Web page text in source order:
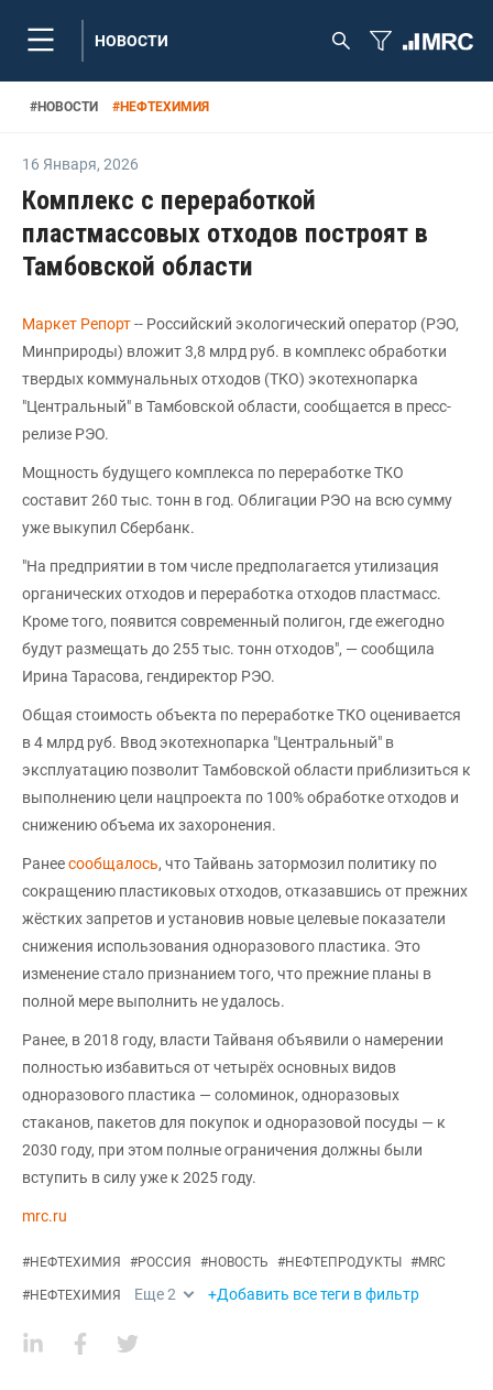
НОВОСТИ
#НОВОСТИ #НЕФТЕХИМИЯ
16 Января, 2026
Комплекс с переработкой
пластмассовых отходов построят в
Тамбовской области
Маркет Репорт-- Российский экологический оператор (РЭО,
Минприроды) вложит 3,8 млрд руб. в комплекс обработки
твердых коммунальных отходов (ТКО) экотехнопарка
"Центральный" в Тамбовской области, сообщается в пресс-
релизе РЭО.
Мощность будущего комплекса по переработке ТКО
составит 260 тыс. тонн в год. Облигации РЭО на всю сумму
уже выкупил Сбербанк.
"На предприятии в том числе предполагается утилизация
органических отходов и переработка отходов пластмасс.
Кроме того, появится современный полигон, где ежегодно
будут размещать до 255 тыс. тонн отходов", — сообщила
Ирина Тарасова, гендиректор РЭО.
Общая стоимость объекта по переработке ТКО оценивается
в 4 млрд руб. Ввод экотехнопарка "Центральный" в
эксплуатацию позволит Тамбовской области приблизиться к
выполнению цели нацпроекта по 100% обработке отходов и
снижению объема их захоронения.
Ранеесообщалось, что Тайвань затормозил политику по
сокращению пластиковых отходов, отказавшись от прежних
жёстких запретов и установив новые целевые показатели
снижения использования одноразового пластика. Это
изменение стало признанием того, что прежние планы в
полной мере выполнить не удалось.
Ранее, в 2018 году, власти Тайваня объявили о намерении
полностью избавиться от четырёх основных видов
одноразового пластика — соломинок, одноразовых
стаканов, пакетов для покупок и одноразовой посуды — к
2030 году, при этом полные ограничения должны были
вступить в силу уже к 2025 году.
mrc.ru
#НЕФТЕХИМИЯ #РОССИЯ #НОВОСТЬ #НЕФТЕПРОДУКТЫ #MRC
#НЕФТЕХИМИЯ Еще2 +Добавить все теги в фильтр